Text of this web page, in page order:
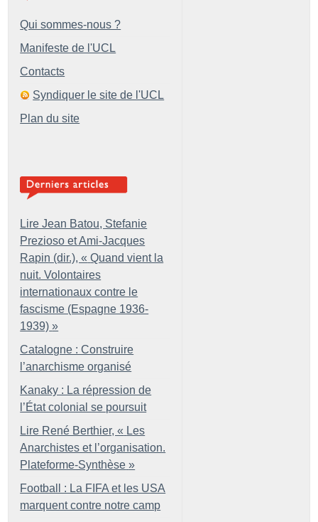
Qui sommes-nous ?
Manifeste de l'UCL
Contacts
Syndiquer le site de l'UCL
Plan du site
Lire Jean Batou, Stefanie
Prezioso et Ami-Jacques
Rapin (dir.), « Quand vient la
nuit. Volontaires
internationaux contre le
fascisme (Espagne 1936-
1939) »
Catalogne : Construire
l’anarchisme organisé
Kanaky : La répression de
l’État colonial se poursuit
Lire René Berthier, « Les
Anarchistes et l’organisation.
Plateforme-Synthèse »
Football : La FIFA et les USA
marquent contre notre camp